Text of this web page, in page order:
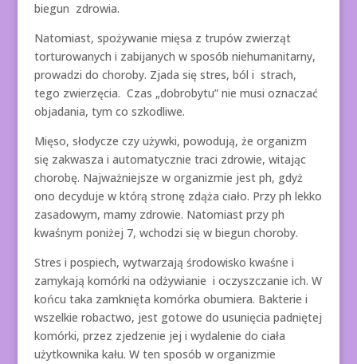
biegun zdrowia.
Natomiast, spożywanie mięsa z trupów zwierząt
torturowanych i zabijanych w sposób niehumanitarny,
prowadzi do choroby. Zjada się stres, ból i strach,
tego zwierzęcia. Czas „dobrobytu” nie musi oznaczać
objadania, tym co szkodliwe.
Mięso, słodycze czy używki, powodują, że organizm
się zakwasza i automatycznie traci zdrowie, witając
chorobę. Najważniejsze w organizmie jest ph, gdyż
ono decyduje w którą stronę zdąża ciało. Przy ph lekko
zasadowym, mamy zdrowie. Natomiast przy ph
kwaśnym poniżej 7, wchodzi się w biegun choroby.
Stres i pospiech, wytwarzają środowisko kwaśne i
zamykają komórki na odżywianie i oczyszczanie ich. W
końcu taka zamknięta komórka obumiera. Bakterie i
wszelkie robactwo, jest gotowe do usunięcia padniętej
komórki, przez zjedzenie jej i wydalenie do ciała
użytkownika kału. W ten sposób w organizmie